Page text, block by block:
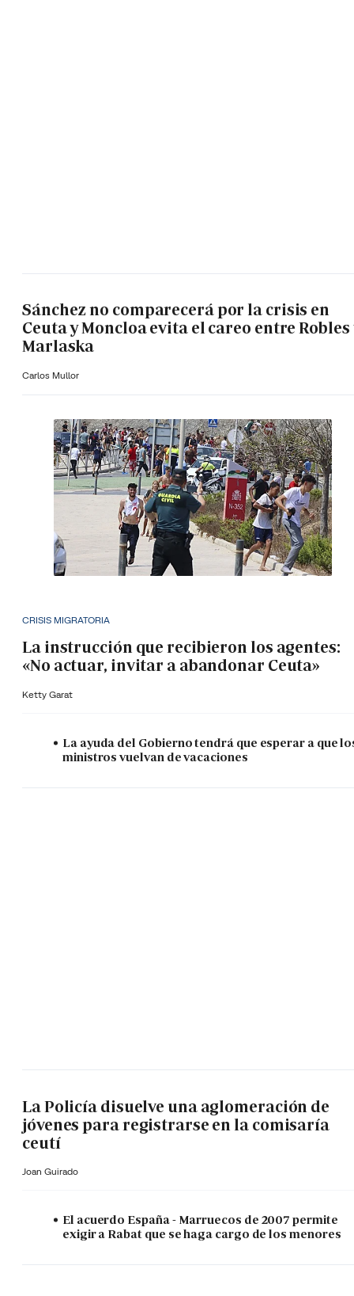
Sánchez no comparecerá por la crisis en
Ceuta y Moncloa evita el careo entre Robles
Marlaska
Carlos Mullor
CRISIS MIGRATORIA
La instrucción que recibieron los agentes:
«No actuar, invitar a abandonar Ceuta»
Ketty Garat
La ayuda del Gobierno tendrá que esperar a que
ministros vuelvan de vacaciones
La Policía disuelve una aglomeración de
jóvenes para registrarse en la comisaría
ceutí
Joan Guirado
El acuerdo España - Marruecos de 2007 permite
exigir a Rabat que se haga cargo de los menores